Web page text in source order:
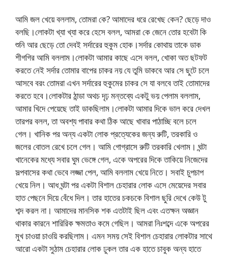
আমি জল খেয়ে বললাম, তোমরা কে? আমাদের ধরে রেখেছ কেন? ছেড়ে দাও
বলছি।লোকটা খ্যা খ্যা করে হেসে বলল, আমরা কে জেনে তোর হবেটা কি
শুনি আর ছেড়ে তো দেবই সর্দারের হুকুম হোক।সর্দার কোথায় তাকে ডাক
শীগগির আমি বললাম।লোকটা আমার কাছে এসে বলল, খোকা অত ছটফট
করতে নেই সর্দার তোমার বাপের চাকর নয় যে তুমি ডাকবে আর সে ছুটে চলে
আসবে বরং তোমরা এখন সর্দারের হুকুমের চাকর সে যা বলবে তাই তোমাদের
করতে হবে।লোকটার ঠান্ডা অথচ দৃঢ় মন্তব্যে একটু ভয় পেলাম বললাম,
আমার খিদে পেয়েছে তাই ডাকছিলাম।লোকটা আমার দিকে ভাল করে দেখল
তারপর বলল, তা অবশ্য পাবার কথা ঠিক আছে খাবার পাঠাচ্ছি বলে চলে
গেল। খানিক পর অন্য একটা লোক প্রত্যেকের জন্য রুটি, তরকারি ও
জলের বোতল রেখে চলে গেল। আমি গোগ্রাসে রুটি তরকারি খেলাম। ঘন্টা
খানেকের মধ্যে সবার ঘুম ভেঙ্গে গেল, একে অপরের দিকে তাকিয়ে নিজেদের
সল্পবাসের কথা ভেবে লজ্জা পেল, আমি বললাম খেয়ে নিতে। সবাই চুপচাপ
খেয়ে নিল। আধ ঘন্টা পর একটা বিশাল চেহারার লোক এসে মেয়েদের সবার
হাত পেছনে দিয়ে বেঁধে দিল। তার হাতের চকচকে বিশাল ছুরি দেখে কেউ টু
শব্দ করল না। আমাদের মানসিক শক এতটাই ছিল এবং এতক্ষন অজ্ঞান
থাকার কারনে শারিরিক ক্ষমতাও কমে গেছিল। আমরা নিঃশব্দে একে অপরের
মুখ চাওয়া চাওয়ি করছিলাম। এমন সময় সেই বিশাল চেহারার লোকটার সাথে
আরো একটা সুঠাম চেহারার লোক ঢুকল তার এক হাতে চাবুক অন্য হাতে